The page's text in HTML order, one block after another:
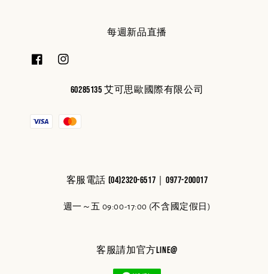
每週新品直播
60285135 艾可思歐國際有限公司
客服電話 (04)2320-6517｜0977-200017
週一～五 09:00-17:00 (不含國定假日)
客服請加官方line@